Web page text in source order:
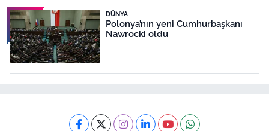
DÜNYA
Polonya’nın yeni Cumhurbaşkanı
Nawrocki oldu